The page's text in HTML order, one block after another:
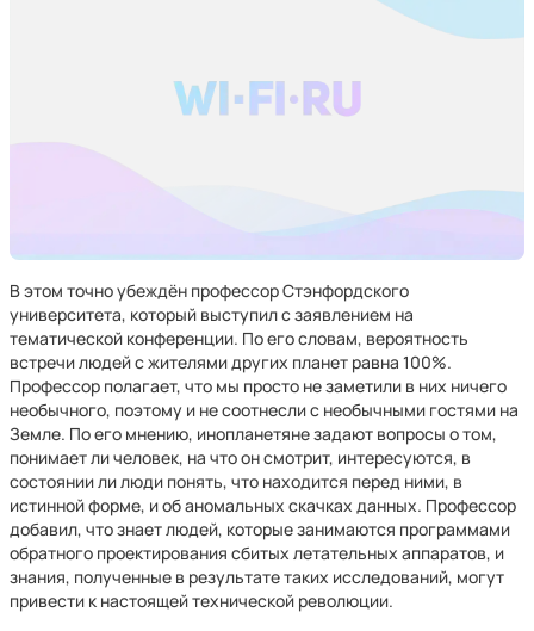
В этом точно убеждён профессор Стэнфордского
университета, который выступил с заявлением на
тематической конференции. По его словам, вероятность
встречи людей с жителями других планет равна 100%.
Профессор полагает, что мы просто не заметили в них ничего
необычного, поэтому и не соотнесли с необычными гостями на
Земле. По его мнению, инопланетяне задают вопросы о том,
понимает ли человек, на что он смотрит, интересуются, в
состоянии ли люди понять, что находится перед ними, в
истинной форме, и об аномальных скачках данных. Профессор
добавил, что знает людей, которые занимаются программами
обратного проектирования сбитых летательных аппаратов, и
знания, полученные в результате таких исследований, могут
привести к настоящей технической революции.